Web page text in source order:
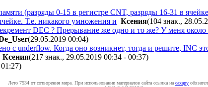
(разряды 0-15 в регистре CNT, разряды 16-31 в
Т.е. никакого умножения и Ксения(104 знак.,
DEC ? Прерывание же одно и то же? У меня
(29.05.2019 00:04)
с underflow. Когда оно возникнет, тогда и решите, INC
Ксения(217 знак., 29.05.2019 00:34 - 00:37)
)
Лето 7534 от сотворения мира. При использовании материалов сайта ссылка на caxapу